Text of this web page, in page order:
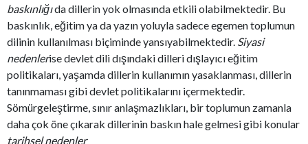
baskınlığıda dillerin yok olmasında etkili olabilmektedir. Bu
baskınlık, eğitim ya da yazın yoluyla sadece egemen toplumun
dilinin kullanılması biçiminde yansıyabilmektedir. Siyasi
nedenlerise devlet dili dışındaki dilleri dışlayıcı eğitim
politikaları, yaşamda dillerin kullanımın yasaklanması, dillerin
tanınmaması gibi devlet politikalarını içermektedir.
Sömürgeleştirme, sınır anlaşmazlıkları, bir toplumun zamanla
daha çok öne çıkarak dillerinin baskın hale gelmesi gibi konular
tarihsel nedenler